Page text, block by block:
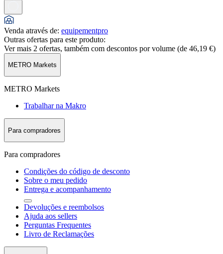
Venda através de: equipementpro
Outras ofertas para este produto:
Ver mais 2 ofertas, também com descontos por volume (de 46,19 €)
METRO Markets
METRO Markets
Trabalhar na Makro
Para compradores
Para compradores
Condições do código de desconto
Sobre o meu pedido
Entrega e acompanhamento
Devoluções e reembolsos
Ajuda aos sellers
Perguntas Frequentes
Livro de Reclamações